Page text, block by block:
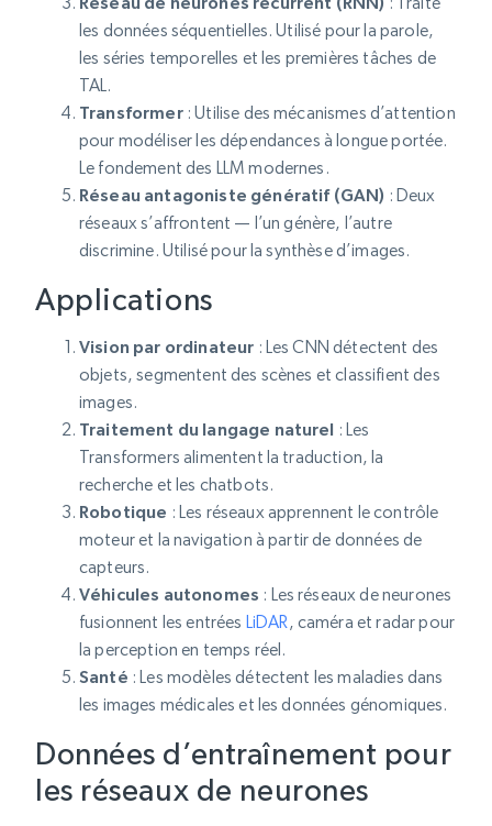
les données séquentielles. Utilisé pour la parole,
les séries temporelles et les premières tâches de
TAL.
Transformer: Utilise des mécanismes d’attention
pour modéliser les dépendances à longue portée.
Le fondement des LLM modernes.
Réseau antagoniste génératif (GAN) : Deux
réseaux s’affrontent — l’un génère, l’autre
discrimine. Utilisé pour la synthèse d’images.
Applications
Vision par ordinateur : Les CNN détectent des
objets, segmentent des scènes et classifient des
images.
Traitement du langage naturel : Les
Transformers alimentent la traduction, la
recherche et les chatbots.
Robotique : Les réseaux apprennent le contrôle
moteur et la navigation à partir de données de
capteurs.
Véhicules autonomes : Les réseaux de neurones
fusionnent les entrées LiDAR, caméra et radar pour
la perception en temps réel.
Santé : Les modèles détectent les maladies dans
les images médicales et les données génomiques.
Données d’entraînement pour
les réseaux de neurones